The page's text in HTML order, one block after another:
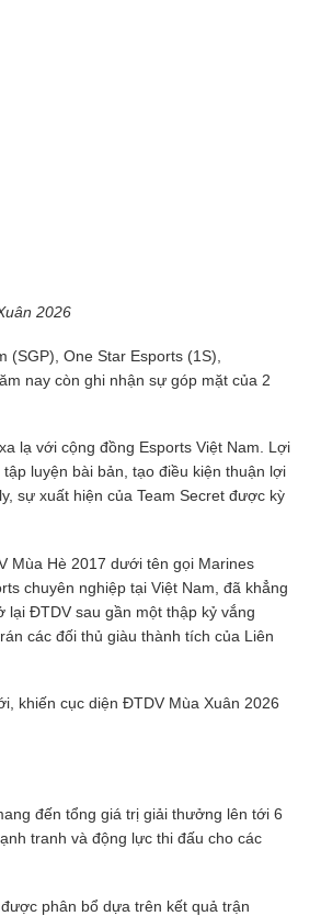
2026
One Star Esports (1S),
nay còn ghi nhận sự góp mặt của 2
lạ với cộng đồng Esports Việt Nam. Lợi
luyện bài bản, tạo điều kiện thuận lợi
sự xuất hiện của Team Secret được kỳ
Mùa Hè 2017 dưới tên gọi Marines
chuyên nghiệp tại Việt Nam, đã khẳng
ĐTDV sau gần một thập kỷ vắng
các đối thủ giàu thành tích của Liên
khiến cục diện ĐTDV Mùa Xuân 2026
đến tổng giá trị giải thưởng lên tới 6
tranh và động lực thi đấu cho các
phân bổ dựa trên kết quả trận